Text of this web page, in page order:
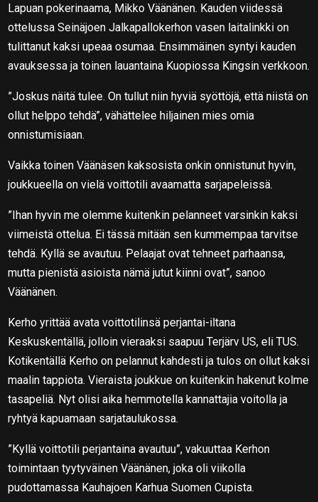
Lapuan pokerinaama, Mikko Väänänen. Kauden viidessä
ottelussa Seinäjoen Jalkapallokerhon vasen laitalinkki on
tulittanut kaksi upeaa osumaa. Ensimmäinen syntyi kauden
avauksessa ja toinen lauantaina Kuopiossa Kingsin verkkoon.
”Joskus näitä tulee. On tullut niin hyviä syöttöjä, että niistä on
ollut helppo tehdä”, vähättelee hiljainen mies omia
onnistumisiaan.
Vaikka toinen Väänäsen kaksosista onkin onnistunut hyvin,
joukkueella on vielä voittotili avaamatta sarjapeleissä.
”Ihan hyvin me olemme kuitenkin pelanneet varsinkin kaksi
viimeistä ottelua. Ei tässä mitään sen kummempaa tarvitse
tehdä. Kyllä se avautuu. Pelaajat ovat tehneet parhaansa,
mutta pienistä asioista nämä jutut kiinni ovat”, sanoo
Väänänen.
Kerho yrittää avata voittotilinsä perjantai-iltana
Keskuskentällä, jolloin vieraaksi saapuu Terjärv US, eli TUS.
Kotikentällä Kerho on pelannut kahdesti ja tulos on ollut kaksi
maalin tappiota. Vieraista joukkue on kuitenkin hakenut kolme
tasapeliä. Nyt olisi aika hemmotella kannattajia voitolla ja
ryhtyä kapuamaan sarjataulukossa.
”Kyllä voittotili perjantaina avautuu”, vakuuttaa Kerhon
toimintaan tyytyväinen Väänänen, joka oli viikolla
pudottamassa Kauhajoen Karhua Suomen Cupista.